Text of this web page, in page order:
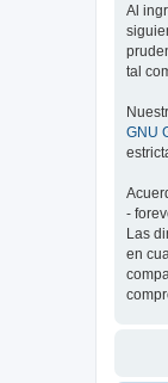
Al
tal
GNU
-
Las
en